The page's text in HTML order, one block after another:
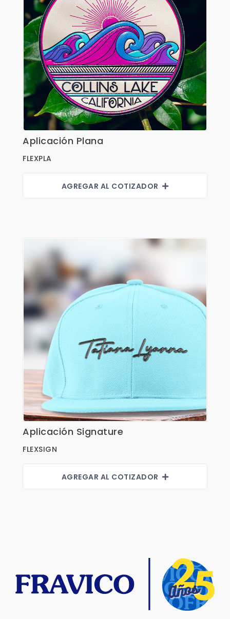
Uncategorized
Ver Detalles
Aplicación Plana
FLEXPLA
AGREGAR AL COTIZADOR
Ver Detalles
Aplicación Signature
FLEXSIGN
AGREGAR AL COTIZADOR